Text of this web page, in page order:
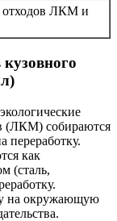
отходов ЛКМ и
(ЛКМ) собираются
переработку.
как
(сталь,
на окружающую